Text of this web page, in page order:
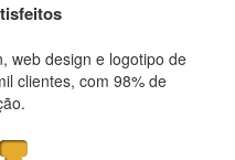
web design e logotipo de
clientes, com 98% de